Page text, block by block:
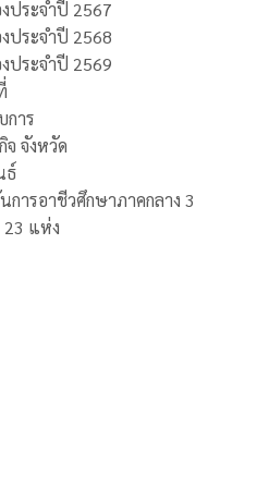
ประจำปี 2567
ประจำปี 2568
ประจำปี 2569
การ
จ จังหวัด
ธ์
ารอาชีวศึกษาภาคกลาง 3
23 แห่ง